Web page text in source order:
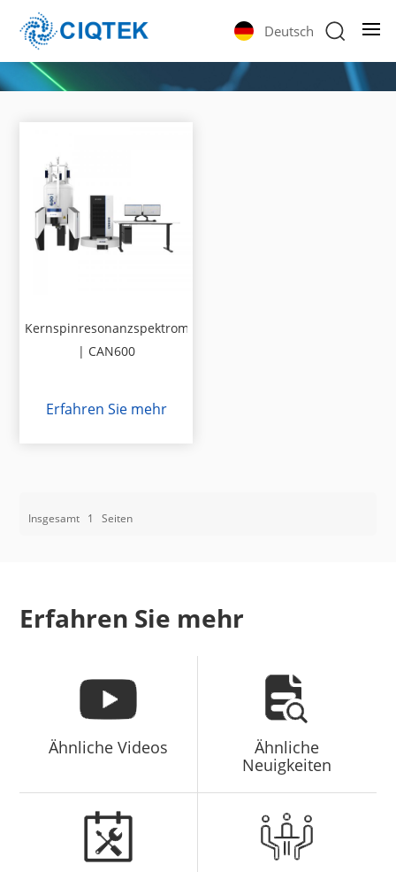
Deutsch
Kernspinresonanzspektrometer
| CAN600
Erfahren Sie mehr
Insgesamt 1 Seiten
Erfahren Sie mehr
Ähnliche Videos
Ähnliche
Neuigkeiten